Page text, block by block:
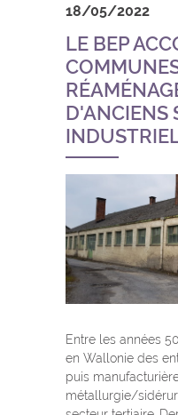
18/05/2022
LE BEP
D'ANCIENS
Entre les années
en Wallonie des
puis
métallurgie/